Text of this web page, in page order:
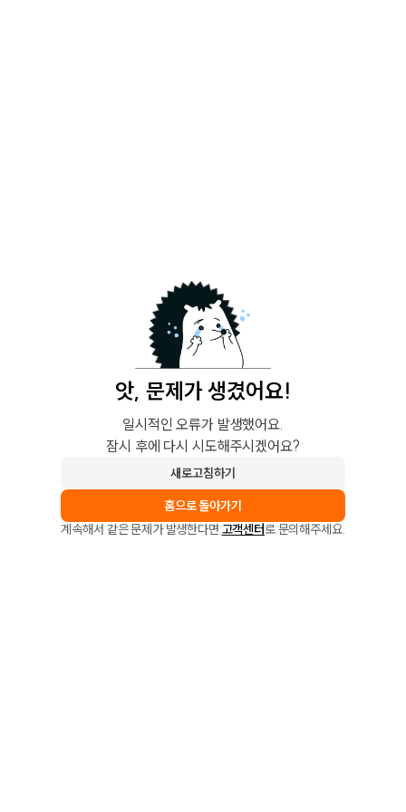
앗, 문제가 생겼어요!
일시적인 오류가 발생했어요.
잠시 후에 다시 시도해주시겠어요?
새로고침하기
홈으로 돌아가기
계속해서 같은 문제가 발생한다면 고객센터로 문의해주세요.